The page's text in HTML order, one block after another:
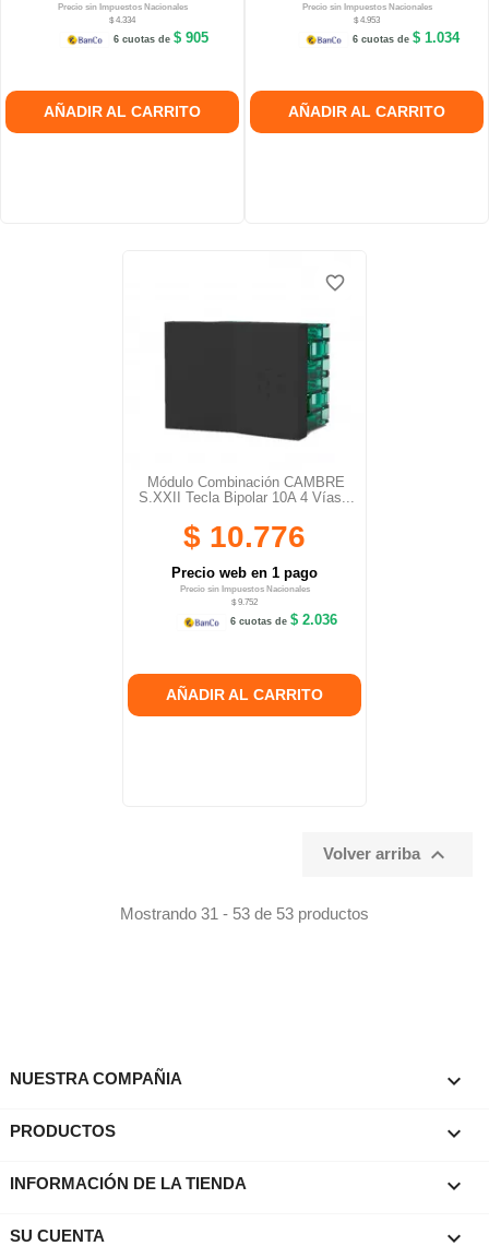
Precio sin Impuestos Nacionales
$ 4.334
6 cuotas de$ 905
AÑADIR AL CARRITO
Precio sin Impuestos Nacionales
$ 4.953
6 cuotas de $ 1.034
AÑADIR AL CARRITO
Módulo Combinación CAMBRE
S.XXII Tecla Bipolar 10A 4 Vías...
$ 10.776
Precio web en 1 pago
Precio sin Impuestos Nacionales
$ 9.752
6 cuotas de $ 2.036
AÑADIR AL CARRITO
favorite_border
favorite_border
Volver arriba 
Mostrando 31 - 53 de 53 productos
NUESTRA COMPAÑIA 
PRODUCTOS 
INFORMACIÓN DE LA TIENDA keyboard_arrow_down
SU CUENTA 